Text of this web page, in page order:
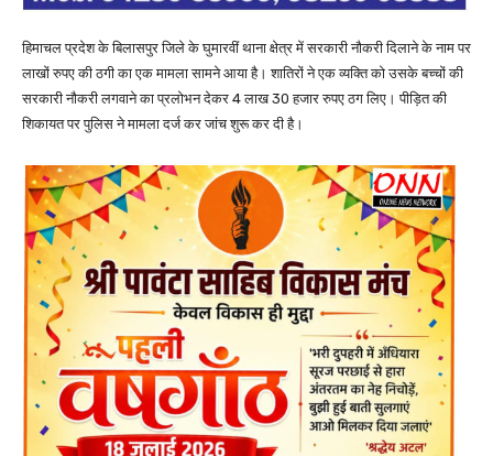
हिमाचल प्रदेश के बिलासपुर जिले के घुमारवीं थाना क्षेत्र में सरकारी नौकरी दिलाने के नाम पर
लाखों रुपए की ठगी का एक मामला सामने आया है। शातिरों ने एक व्यक्ति को उसके बच्चों की
सरकारी नौकरी लगवाने का प्रलोभन देकर 4 लाख 30 हजार रुपए ठग लिए। पीड़ित की
शिकायत पर पुलिस ने मामला दर्ज कर जांच शुरू कर दी है।